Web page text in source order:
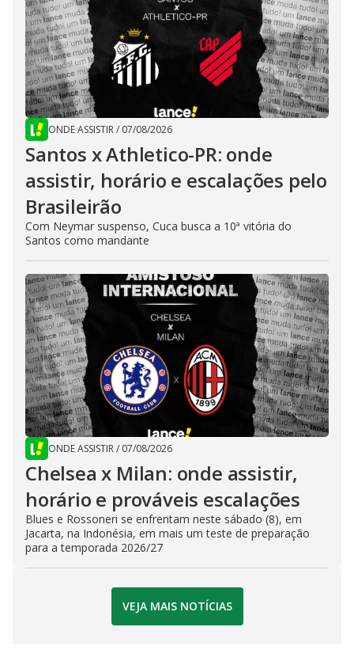
ONDE ASSISTIR/ 07/08/2026
Santos x Athletico-PR: onde
assistir, horário e escalações pelo
Brasileirão
Com Neymar suspenso, Cuca busca a 10ª vitória do
Santos como mandante
ONDE ASSISTIR/ 07/08/2026
Chelsea x Milan: onde assistir,
horário e prováveis escalações
Blues e Rossoneri se enfrentam neste sábado (8), em
Jacarta, na Indonésia, em mais um teste de preparação
para a temporada 2026/27
VEJA MAIS NOTÍCIAS